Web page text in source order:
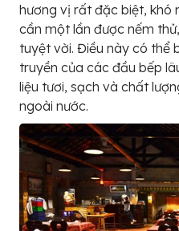
hương vị rất đặc biệt, khó
cần một lần được nếm
tuyệt vời. Điều này có thể
truyền của các đầu bếp
liệu tươi, sạch và chất
ngoài nước.